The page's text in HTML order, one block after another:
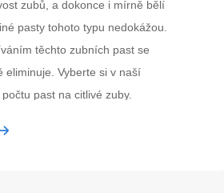
zubů, a dokonce i mírně bělí
pasty tohoto typu nedokážou.
těchto zubních past se
eliminuje. Vyberte si v naší
past na citlivé zuby.
rozšířeným problémem